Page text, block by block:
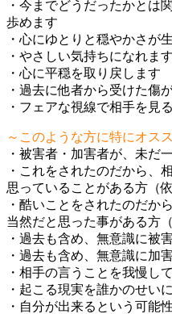
・今までどうだったかとは
歩めます
・心にゆとりと穏やかさが
・やさしい気持ちになれます
・心に平穏を取り戻します
・過去に他者から受けた傷
・フェアな視線で相手を見
～このような方に特にオス
・被害者・加害者が、未だ
・これをされたのだから、
思っていることがある方（依
・酷いことをされたのだか
当然だと思った事がある方（
・過去も含め、無意識に被
・過去も含め、無意識に加
・相手の言うことを我慢し
・起こる現実を誰かのせい
・自分が出来るという可能